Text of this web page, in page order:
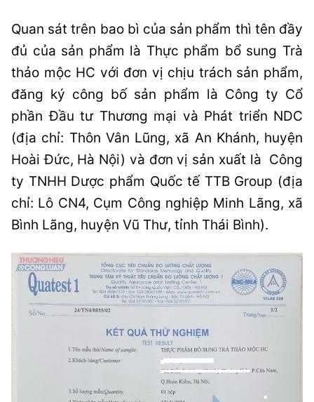
Quan sát trên bao bì của sản phẩm thì tên đầy
đủ của sản phẩm là Thực phẩm bổ sung Trà
thảo mộc HC với đơn vị chịu trách sản phẩm,
đăng ký công bố sản phẩm là Công ty Cổ
phần Đầu tư Thương mại và Phát triển NDC
(địa chỉ: Thôn Vân Lũng, xã An Khánh, huyện
Hoài Đức, Hà Nội) và đơn vị sản xuất là Công
ty TNHH Dược phẩm Quốc tế TTB Group (địa
chỉ: Lô CN4, Cụm Công nghiệp Minh Lãng, xã
Bình Lãng, huyện Vũ Thư, tỉnh Thái Bình).